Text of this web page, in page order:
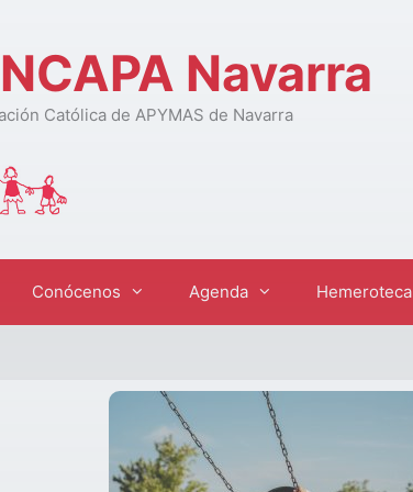
Navarra
Católica de APYMAS de Navarra
Conócenos Agenda Hemeroteca